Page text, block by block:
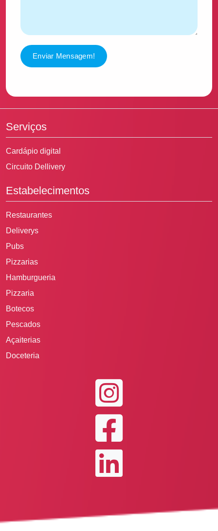
Enviar Mensagem!
Serviços
Cardápio digital
Circuito Dellivery
Estabelecimentos
Restaurantes
Deliverys
Pubs
Pizzarias
Hamburgueria
Pizzaria
Botecos
Pescados
Açaiterias
Doceteria